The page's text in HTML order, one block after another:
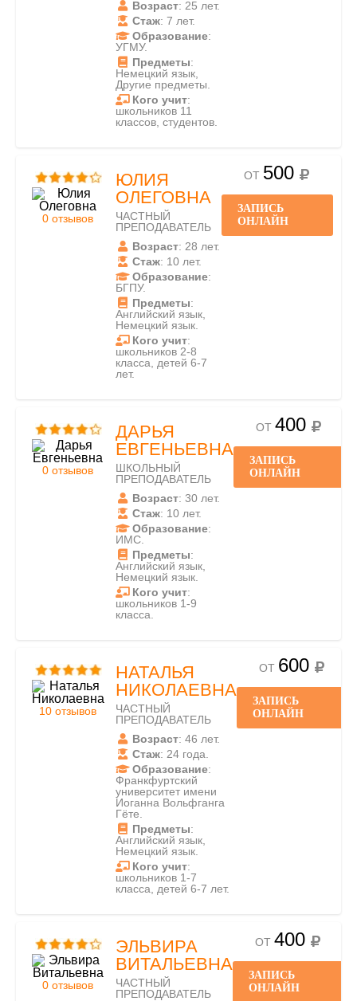
Возраст: 25 лет.
Стаж: 7 лет.
Образование:
УГМУ.
Предметы:
Немецкий язык,
Другие предметы.
Кого учит:
школьников 11
классов, студентов.
0 отзывов
ЮЛИЯ
ОЛЕГОВНА
ЧАСТНЫЙ
ПРЕПОДАВАТЕЛЬ
Возраст: 28 лет.
Стаж: 10 лет.
Образование:
БГПУ.
Предметы:
Английский язык,
Немецкий язык.
Кого учит:
школьников 2-8
класса, детей 6-7
лет.
ОТ 500
ЗАПИСЬ
ОНЛАЙН
0 отзывов
ДАРЬЯ
ЕВГЕНЬЕВНА
ШКОЛЬНЫЙ
ПРЕПОДАВАТЕЛЬ
Возраст: 30 лет.
Стаж: 10 лет.
Образование:
ИМС.
Предметы:
Английский язык,
Немецкий язык.
Кого учит:
школьников 1-9
класса.
ОТ 400
ЗАПИСЬ
ОНЛАЙН
10 отзывов
НАТАЛЬЯ
НИКОЛАЕВНА
ЧАСТНЫЙ
ПРЕПОДАВАТЕЛЬ
Возраст: 46 лет.
Стаж: 24 года.
Образование:
Франкфуртский
университет имени
Иоганна Вольфганга
Гёте.
Предметы:
Английский язык,
Немецкий язык.
Кого учит:
школьников 1-7
класса, детей 6-7 лет.
ОТ 600
ЗАПИСЬ
ОНЛАЙН
0 отзывов
ЭЛЬВИРА
ВИТАЛЬЕВНА
ЧАСТНЫЙ
ПРЕПОДАВАТЕЛЬ
ОТ 400
ЗАПИСЬ
ОНЛАЙН